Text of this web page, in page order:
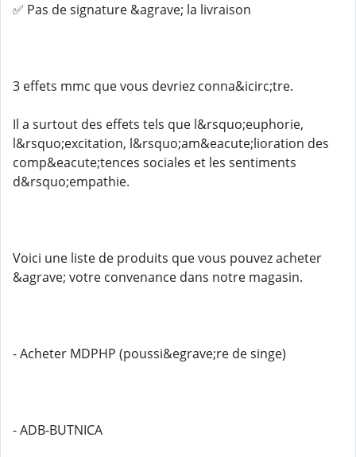
✅ Pas de signature &agrave; la livraison
3 effets mmc que vous devriez conna&icirc;tre.
Il a surtout des effets tels que l&rsquo;euphorie,
l&rsquo;excitation, l&rsquo;am&eacute;lioration des
comp&eacute;tences sociales et les sentiments
d&rsquo;empathie.
Voici une liste de produits que vous pouvez acheter
&agrave; votre convenance dans notre magasin.
- Acheter MDPHP (poussi&egrave;re de singe)
- ADB-BUTNICA